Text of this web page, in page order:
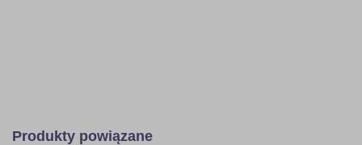
Produkty powiązane